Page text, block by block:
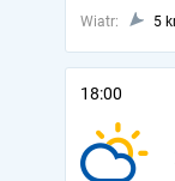
Wiatr:
5
18:00